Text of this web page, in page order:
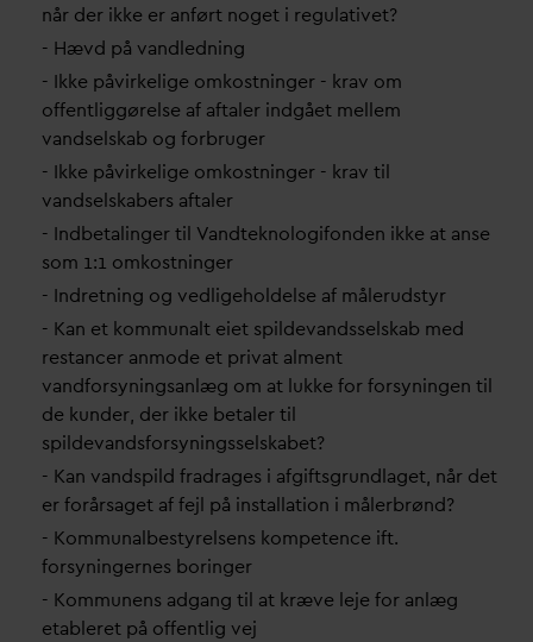
når der ikke er anført noget i regulativet?
- Hævd på vandledning
- Ikke påvirkelige omkostninger - krav om
offentliggørelse af aftaler indgået mellem
vandselskab og forbruger
- Ikke påvirkelige omkostninger - krav til
vandselskabers aftaler
- Indbetalinger til Vandteknologifonden ikke at anse
som 1:1 omkostninger
- Indretning og vedligeholdelse af målerudstyr
- Kan et kommunalt eiet spildevandsselskab med
restancer anmode et privat alment
vandforsyningsanlæg om at lukke for forsyningen til
de kunder, der ikke betaler til
spildevandsforsyningsselskabet?
- Kan vandspild fradrages i afgiftsgrundlaget, når det
er forårsaget af fejl på installation i målerbrønd?
- Kommunalbestyrelsens kompetence ift.
forsyningernes boringer
- Kommunens adgang til at kræve leje for anlæg
etableret på offentlig vej